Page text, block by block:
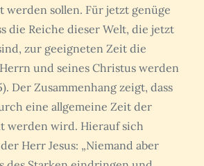
werden sollen. Für jetzt genüge
die Reiche dieser Welt, die jetzt
zur geeigneten Zeit die
und seines Christus werden
Der Zusammenhang zeigt, dass
eine allgemeine Zeit der
werden wird. Hierauf sich
Herr Jesus: „Niemand aber